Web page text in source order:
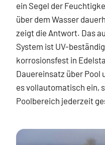
ein Segel der
über dem Wasser
zeigt die Antwort. Das
System ist UV-
korrosionsfest in
Dauereinsatz über Pool
es vollautomatisch ein,
Poolbereich jederzeit